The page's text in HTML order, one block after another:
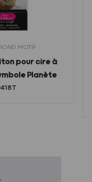
MOTIF
pour cire à
Planète